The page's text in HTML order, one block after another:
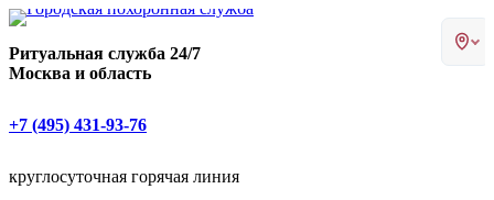
Ритуальная служба 24/7
Москва и область
+7 (495) 431-93-76
круглосуточная горячая линия